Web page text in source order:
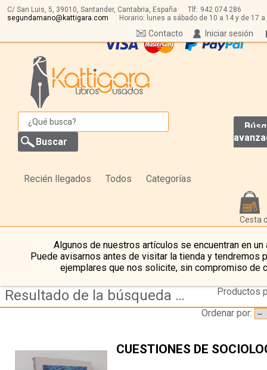
C/ San Luis, 5, 39010, Santander, Cantabria, España Tlf: 942 074 286
segundamano@kattigara.com
Horario: lunes a sábado de 10 a 14 y de 17 a
Iniciar sesión
Contacto
Recién llegados Todos Categorías
Cesta
Algunos de nuestros artículos se encuentran en un
Puede avisarnos antes de visitar la tienda y tendremos
ejemplares que nos solicite, sin compromiso de
Resultado de la búsqueda de autor bourdieu,-pierre
Productos
Ordenar por:
CUESTIONES DE